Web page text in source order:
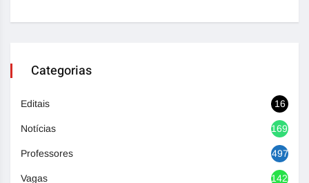
Categorias
Editais 16
Notícias 1692
Professores 497
Vagas 1420